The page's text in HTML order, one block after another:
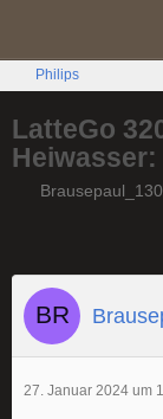
Philips
LatteGo
Heiwasser:
Brausepaul_130
27. Januar 2024 um